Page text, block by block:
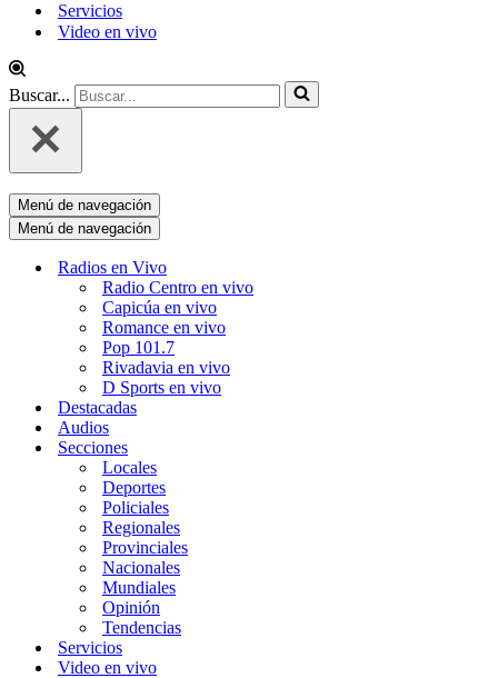
Servicios
Video en vivo
Buscar...
Menú de navegación
Menú de navegación
Radios en Vivo
Radio Centro en vivo
Capicúa en vivo
Romance en vivo
Pop 101.7
Rivadavia en vivo
D Sports en vivo
Destacadas
Audios
Secciones
Locales
Deportes
Policiales
Regionales
Provinciales
Nacionales
Mundiales
Opinión
Tendencias
Servicios
Video en vivo